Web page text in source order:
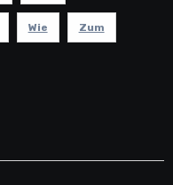
Wie Zum